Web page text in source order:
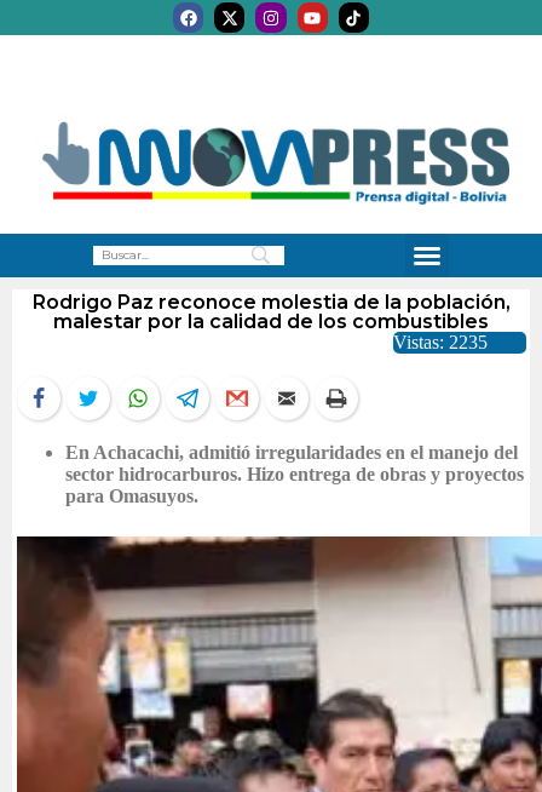
Rodrigo Paz reconoce molestia de la población,
malestar por la calidad de los combustibles
Vistas: 2235
En Achacachi, admitió irregularidades en el manejo del
sector hidrocarburos. Hizo entrega de obras y proyectos
para Omasuyos.